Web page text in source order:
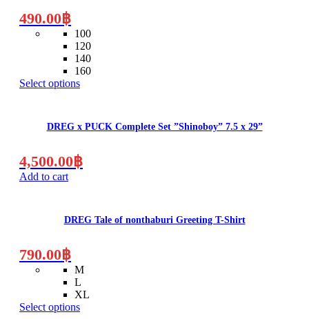
490.00฿
100
120
140
160
Select options
DREG x PUCK Complete Set ”Shinoboy” 7.5 x 29”
4,500.00฿
Add to cart
DREG Tale of nonthaburi Greeting T-Shirt
790.00฿
M
L
XL
Select options
The
options
may
on